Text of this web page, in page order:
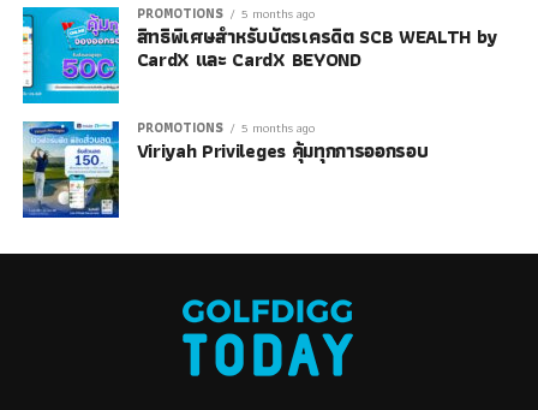
PROMOTIONS 5 months ago
สิทธิพิเศษสำหรับบัตรเครดิต SCB WEALTH by
CardX และ CardX BEYOND
PROMOTIONS 5 months ago
Viriyah Privileges คุ้มทุกการออกรอบ